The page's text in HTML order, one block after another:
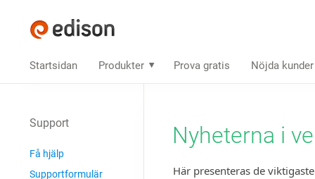
Startsidan Produkter Prova gratis Nöjda kunder
Nyheterna i
Här presenteras de
Support
Få hjälp
Supportformulär